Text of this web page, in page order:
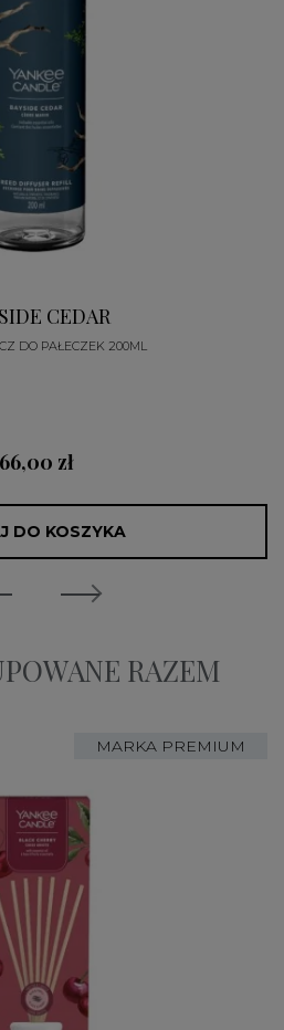
CEDAR
DO PAŁECZEK 200ML
66,00 zł
DO KOSZYKA
RAZEM
MARKA PREMIUM